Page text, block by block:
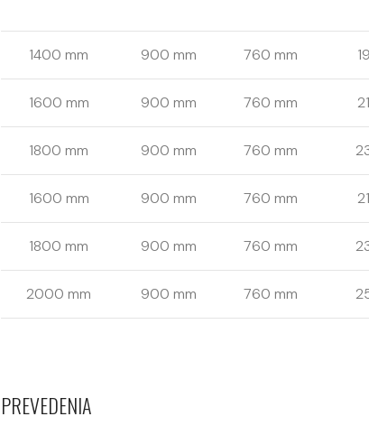
1400 mm 900 mm 760 mm
1600 mm 900 mm 760 mm
1800 mm 900 mm 760 mm
1600 mm 900 mm 760 mm
1800 mm 900 mm 760 mm
2000 mm 900 mm 760 mm
PREVEDENIA